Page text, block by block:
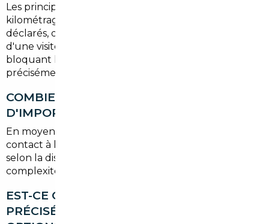
Les principaux risques sont : un véhicule au
kilométrage falsifié, des antécédents d'accident non
déclarés, des défauts techniques non détectés lors
d'une visite rapide, ou des problèmes administratifs
bloquant l'immatriculation. Notre rôle est
précisément d'éliminer chacun de ces risques.
COMBIEN DE TEMPS PREND UN DOSSIER
D'IMPORT COMPLET ?
En moyenne, entre
contact à la livraison du véhicule. Ce délai peut varier
selon la disponibilité du modèle recherché et la
complexité des démarches administratives.
EST-CE QUE JE PEUX CHOISIR
PRÉCISÉMENT LE MODÈLE ET LES